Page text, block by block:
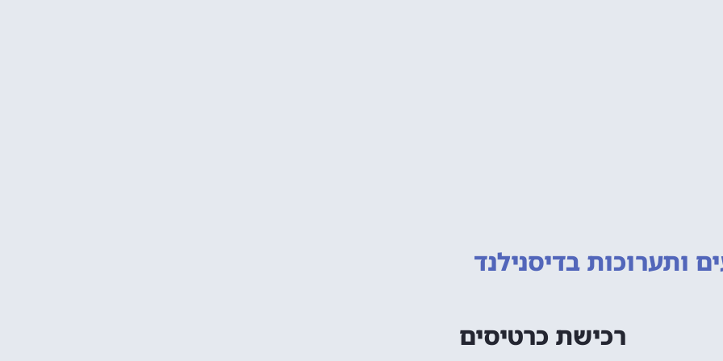
ותערוכות בדיסנילנד
רכישת כרטיסים